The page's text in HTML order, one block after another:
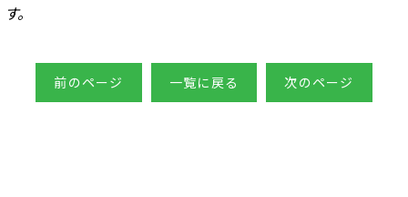
す。
前のページ 一覧に戻る 次のページ